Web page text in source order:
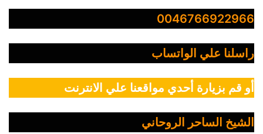
0046766922966
راسلنا علي الواتساب
أو قم بزيارة أحدي مواقعنا علي الانترنت
الشيخ الساحر الروحاني